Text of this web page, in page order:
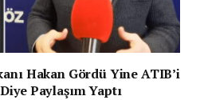
Hakan Gördü Yine ATIB’i
Paylaşım Yaptı